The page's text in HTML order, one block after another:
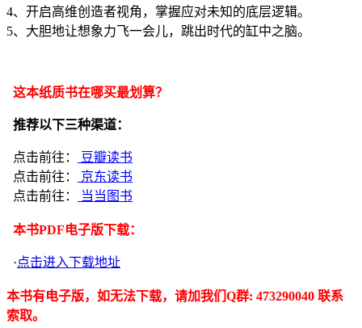
4、开启高维创造者视角，掌握应对未知的底层逻辑。
5、大胆地让想象力飞一会儿，跳出时代的缸中之脑。
这本纸质书在哪买最划算？
推荐以下三种渠道：
点击前往：
豆瓣读书
点击前往：
京东读书
点击前往：
当当图书
本书PDF电子版下载：
·点击进入下载地址
本书有电子版，如无法下载，请加我们Q群: 473290040 联系
索取。